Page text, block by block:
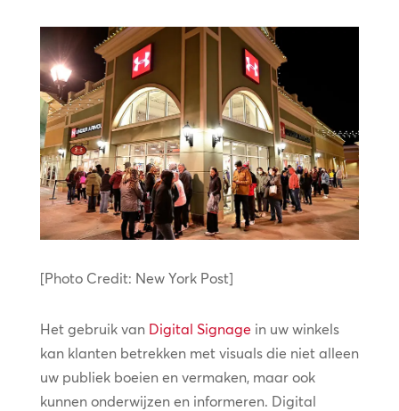
[Photo Credit: New York Post]
Het gebruik van Digital Signage in uw winkels
kan klanten betrekken met visuals die niet alleen
uw publiek boeien en vermaken, maar ook
kunnen onderwijzen en informeren. Digital